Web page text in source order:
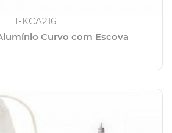
I-KCA216
Curvo com Escova